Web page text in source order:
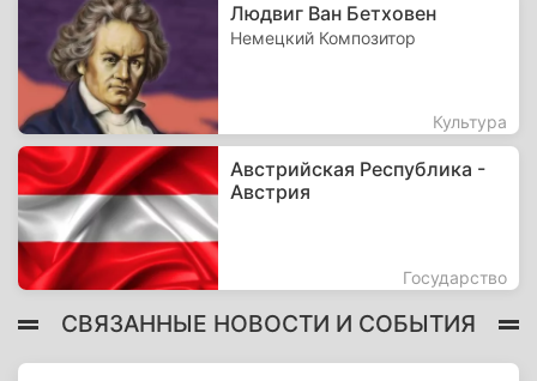
Людвиг Ван Бетховен
Немецкий Композитор
Культура
Австрийская Республика -
Австрия
Государство
СВЯЗАННЫЕ НОВОСТИ И СОБЫТИЯ